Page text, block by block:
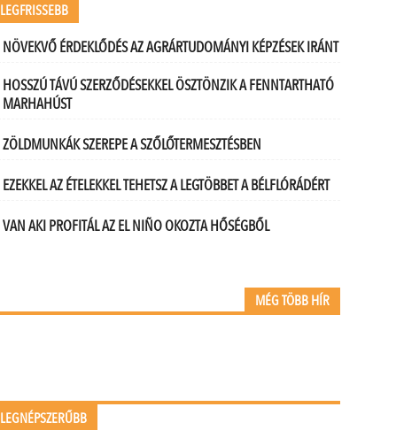
LEGFRISSEBB
NÖVEKVŐ ÉRDEKLŐDÉS AZ AGRÁRTUDOMÁNYI KÉPZÉSEK IRÁNT
HOSSZÚ TÁVÚ SZERZŐDÉSEKKEL ÖSZTÖNZIK A FENNTARTHATÓ
MARHAHÚST
ZÖLDMUNKÁK SZEREPE A SZŐLŐTERMESZTÉSBEN
EZEKKEL AZ ÉTELEKKEL TEHETSZ A LEGTÖBBET A BÉLFLÓRÁDÉRT
VAN AKI PROFITÁL AZ EL NIÑO OKOZTA HŐSÉGBŐL
MÉG TÖBB HÍR
LEGNÉPSZERŰBB